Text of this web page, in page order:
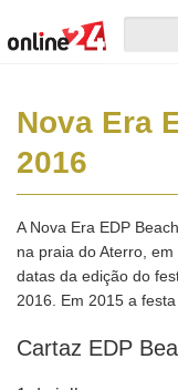
Nova Era
2016
A Nova Era EDP
na praia do Aterro,
datas da edição do
2016. Em 2015 a
Cartaz EDP